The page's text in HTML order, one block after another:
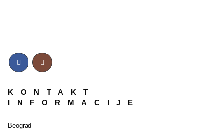
KONTAKT
INFORMACIJE
Beograd